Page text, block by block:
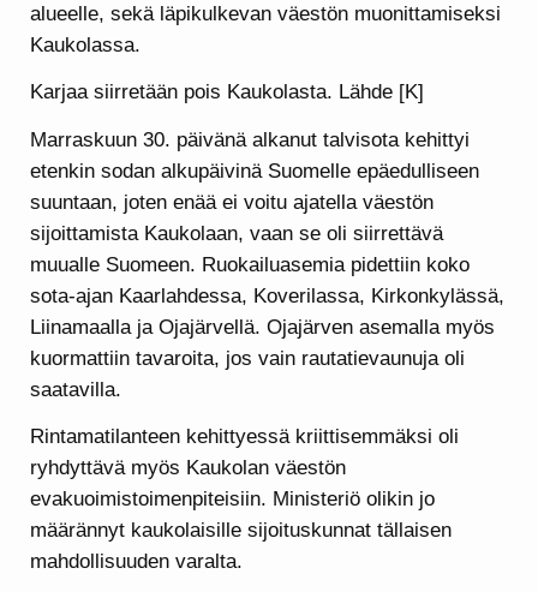
alueelle, sekä läpikulkevan väestön muonittamiseksi
Kaukolassa.
Karjaa siirretään pois Kaukolasta. Lähde [K]
Marraskuun 30. päivänä alkanut talvisota kehittyi
etenkin sodan alkupäivinä Suomelle epäedulliseen
suuntaan, joten enää ei voitu ajatella väestön
sijoittamista Kaukolaan, vaan se oli siirrettävä
muualle Suomeen. Ruokailuasemia pidettiin koko
sota-ajan Kaarlahdessa, Koverilassa, Kirkonkylässä,
Liinamaalla ja Ojajärvellä. Ojajärven asemalla myös
kuormattiin tavaroita, jos vain rautatievaunuja oli
saatavilla.
Rintamatilanteen kehittyessä kriittisemmäksi oli
ryhdyttävä myös Kaukolan väestön
evakuoimistoimenpiteisiin. Ministeriö olikin jo
määrännyt kaukolaisille sijoituskunnat tällaisen
mahdollisuuden varalta.